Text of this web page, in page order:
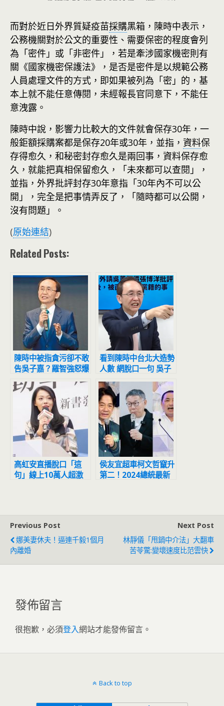
而對於近日外界質疑疫苗採購黑箱，陳時中表示，
公務機關對於公文的重要性、需要保密的程度會列
為「密件」或「非密件」，若是牽涉國家機密則有
關《國家機密保護法》，是否是密件是以規範公務
人員處理文件的方式，即如果被列為「密」的，基
本上就不能任意傳閱，未經報長官同意下，不能任
意洩露。
陳時中說，影響力比較大的文件就會保存30年，一
般鉅額採購案都是保存20年或30年，並指， 資料保
存得愈久，和秘密封存愈久是兩回事，資料保存愈
久，就能把真相保留愈久，「未來都可以查閱」，
並指，外界批評封存30年意指「30年內不可以公
開」，完全是把事情弄反了，「隨時都可以公開，
沒有問題」。
(原始連結)
Related Posts:
陳時中被指貪污卻不敢
告吳子嘉？羅智強怒爆
「背後有鬼」：害怕了
看到陳時中台北大造勢
人數 網脫口一句 吳子
嘉吐6字
高虹安直播脫口「這
句」線上10萬人超激
侯友宜超車柯文哲竄升
第二！2024總統最新
Previous Post
娜美妻休夫！逼連千毅1個月
內離婚
Next Post
林靜儀「甩鍋中介法」大翻車
苦苓驚:變壞速度比范雲快
發佈留言
很抱歉，必須登入網站才能發佈留言。
Back to top